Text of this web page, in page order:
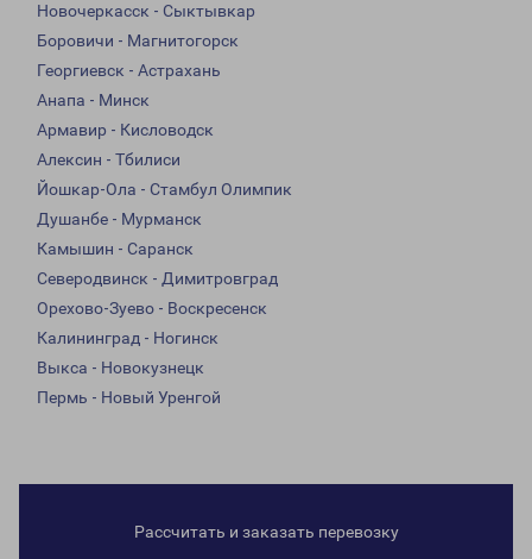
Новочеркасск - Сыктывкар
Боровичи - Магнитогорск
Георгиевск - Астрахань
Анапа - Минск
Армавир - Кисловодск
Алексин - Тбилиси
Йошкар-Ола - Стамбул Олимпик
Душанбе - Мурманск
Камышин - Саранск
Северодвинск - Димитровград
Орехово-Зуево - Воскресенск
Калининград - Ногинск
Выкса - Новокузнецк
Пермь - Новый Уренгой
Рассчитать и заказать перевозку